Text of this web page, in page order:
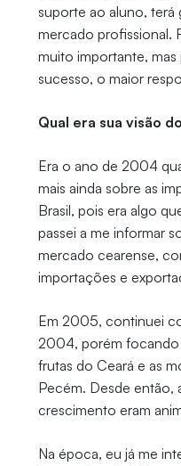
suporte ao aluno, terá
mercado profissional.
muito importante,
sucesso, o maior
Qual era sua visão
Era o ano de 2004
mais ainda sobre as
Brasil, pois era algo
passei a me informar
mercado cearense,
importações e
Em 2005, continuei
2004, porém focando
frutas do Ceará e as
Pecém. Desde então,
crescimento eram
Na época, eu já me